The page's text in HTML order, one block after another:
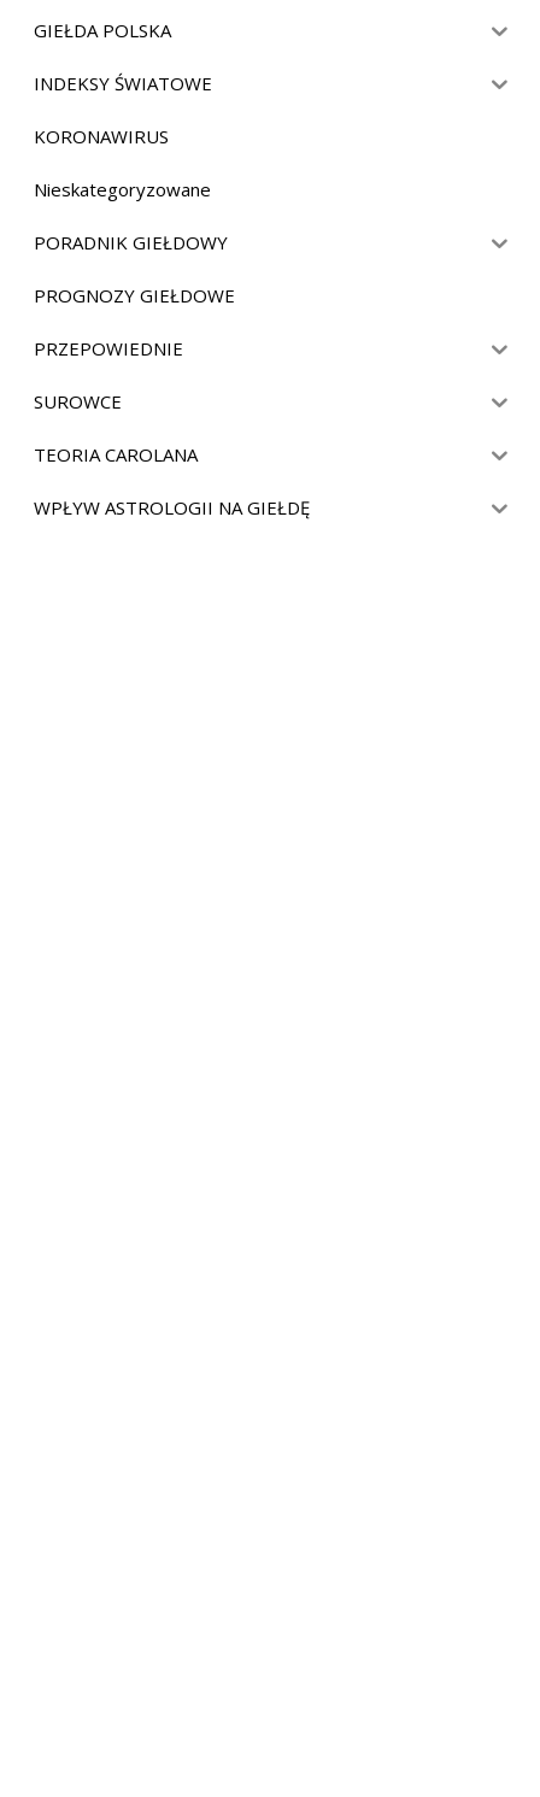
GIEŁDA POLSKA
INDEKSY ŚWIATOWE
KORONAWIRUS
Nieskategoryzowane
PORADNIK GIEŁDOWY
PROGNOZY GIEŁDOWE
PRZEPOWIEDNIE
SUROWCE
TEORIA CAROLANA
WPŁYW ASTROLOGII NA GIEŁDĘ